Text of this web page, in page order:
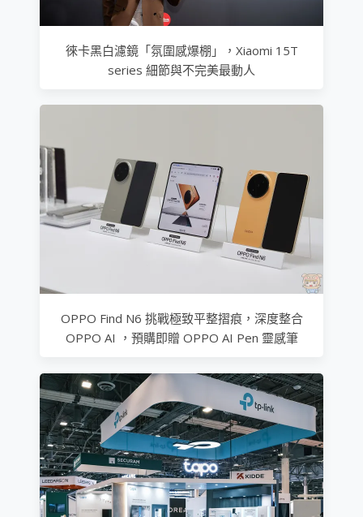
徠卡黑白濾鏡「氛圍感爆棚」，Xiaomi 15T
series 細節與不完美最動人
OPPO Find N6 挑戰極致平整摺痕，深度整合
OPPO AI ，預購即贈 OPPO AI Pen 靈感筆